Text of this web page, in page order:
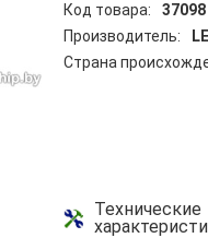
Код товара:
37098
Производитель:
Страна
Технические